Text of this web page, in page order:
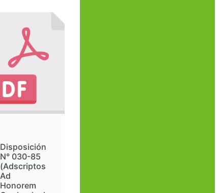
Disposición
N° 030-85
(Adscriptos
Ad
Honorem